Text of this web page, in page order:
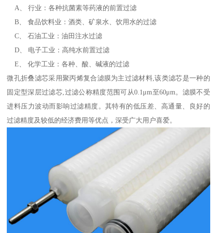
A、 行业：各种抗菌素等药液的前置过滤
B、 食品饮料业：酒类、矿泉水、饮用水的过滤
C、 石油工业：油田注水过滤
D、 电子工业：高纯水前置过滤
E、 化学工业：各种、酸、碱液的过滤
微孔折叠滤芯采用聚丙烯复合滤膜为主过滤材料,该类滤芯是一种的
固定型深层过滤芯,过滤公称精度范围可从0.1μm至60μm。滤膜不受
进料压力波动而影响过滤精度。其特有的低压差、高通量、良好的
过滤精度及较低的经济费用等优点，深受广大用户喜爱。